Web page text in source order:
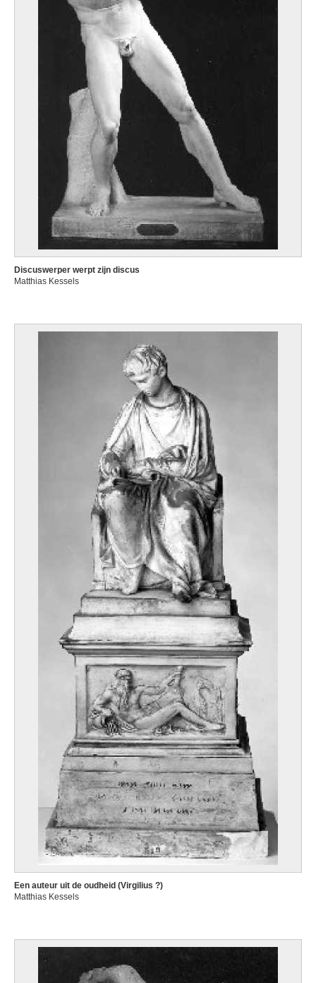
Discuswerper werpt zijn discus
Matthias Kessels
Een auteur uit de oudheid (Virgilius ?)
Matthias Kessels